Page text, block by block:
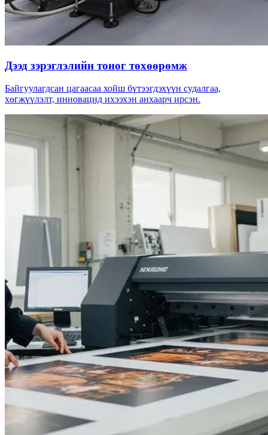
Дээд зэрэглэлийн тоног төхөөрөмж
Байгуулагдсан цагаасаа хойш бүтээгдэхүүн судалгаа,
хөгжүүлэлт, инновацид ихээхэн анхаарч ирсэн.